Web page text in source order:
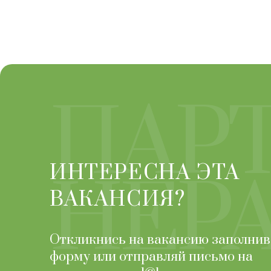
ИНТЕРЕСНА ЭТА
ВАКАНСИЯ?
Откликнись на вакансию заполнив
форму или отправляй письмо на